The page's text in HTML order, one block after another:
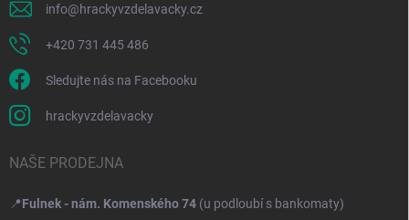
info@hrackyvzdelavacky.cz
+420 731 445 486
Sledujte nás na Facebooku
hrackyvzdelavacky
NAŠE PRODEJNA
📍Fulnek - nám. Komenského 74 (u podloubí s bankomaty)